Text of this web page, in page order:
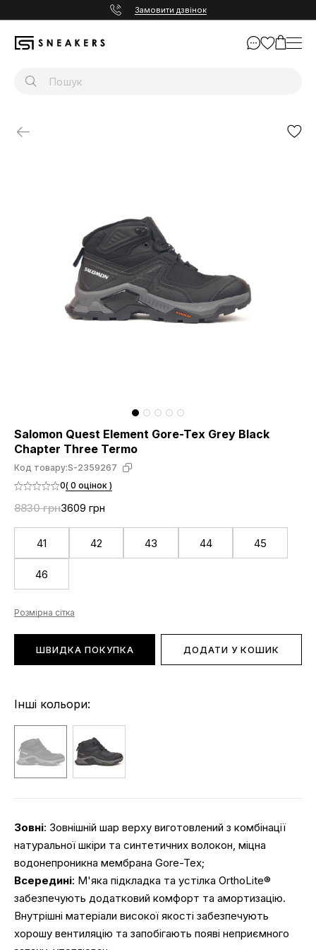
Замовити дзвінок
Salomon Quest Element Gore-Tex Grey Black
Chapter Three Termo
Код товару:S-2359267
0( 0 оцінок )
8830 грн3609 грн
41 42 43 44 45
46
Розмірна сітка
ШВИДКА ПОКУПКА ДОДАТИ У КОШИК
Інші кольори:
Зовні: Зовнішній шар верху виготовлений з комбінації
натуральної шкіри та синтетичних волокон, міцна
водонепроникна мембрана Gore-Tex;
Всередині: М'яка підкладка та устілка OrthoLite®
забезпечують додатковий комфорт та амортизацію.
Внутрішні матеріали високої якості забезпечують
хорошу вентиляцію та запобігають появі неприємного